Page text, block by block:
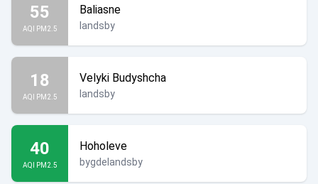
55
AQI PM2.5
Baliasne
landsby
18
AQI PM2.5
Velyki Budyshcha
landsby
40
AQI PM2.5
Hoholeve
bygdelandsby